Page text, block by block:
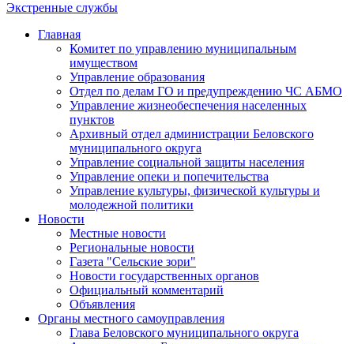
Экстренные службы
Главная
Комитет по управлению муниципальным
имуществом
Управление образования
Отдел по делам ГО и предупреждению ЧС АБМО
Управление жизнеобеспечения населенных
пунктов
Архивный отдел администрации Беловского
муниципального округа
Управление социальной защиты населения
Управление опеки и попечительства
Управление культуры, физической культуры и
молодежной политики
Новости
Местные новости
Региональные новости
Газета "Сельские зори"
Новости государственных органов
Официальный комментарий
Объявления
Органы местного самоуправления
Глава Беловского муниципального округа